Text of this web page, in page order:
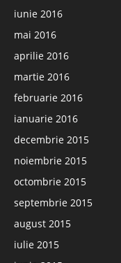
iunie 2016
mai 2016
aprilie 2016
martie 2016
februarie 2016
ianuarie 2016
decembrie 2015
noiembrie 2015
octombrie 2015
septembrie 2015
august 2015
iulie 2015